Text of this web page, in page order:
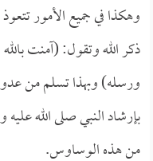
وهكذا في جميع الأمور
ذكر الله وتقول: (آمنت
ورسله) وبهذا تسلم من عدو
بإرشاد النبي صلى الله
من هذه الوساوس.